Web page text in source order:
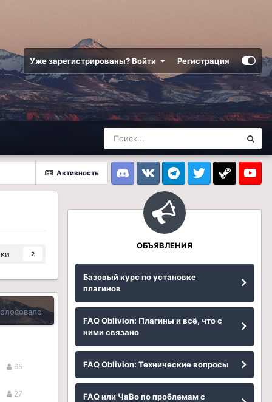
Уже зарегистрированы? Войти Регистрация
Активность
DiscordVK TelegramTwitter Steam
2
65
27
ОБЪЯВЛЕНИЯ
Базовый курс по установке
плагинов
FAQ Oblivion: Плагины и всё, что с
ними связано
FAQ Oblivion: Технические вопросы
FAQ или ЧаВо по проблемам с